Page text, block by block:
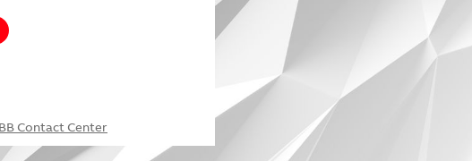
Contact Center